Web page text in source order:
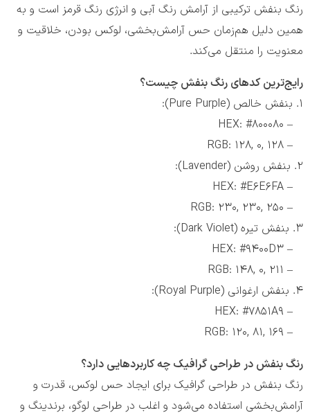
رنگ بنفش ترکیبی از آرامش رنگ آبی و انرژی رنگ قرمز است و به
همین دلیل هم‌زمان حس آرامش‌بخشی، لوکس بودن، خلاقیت و
معنویت را منتقل می‌کند.
رایج‌ترین کدهای رنگ‌ بنفش چیست؟
1. بنفش خالص (Pure Purple):
– HEX: #800080
– RGB: 128, 0, 128
2. بنفش روشن (Lavender):
– HEX: #E6E6FA
– RGB: 230, 230, 250
3. بنفش تیره (Dark Violet):
– HEX: #9400D3
– RGB: 148, 0, 211
4. بنفش ارغوانی (Royal Purple):
– HEX: #7851A9
– RGB: 120, 81, 169
رنگ بنفش در طراحی گرافیک چه کاربردهایی دارد؟
رنگ بنفش در طراحی گرافیک برای ایجاد حس لوکس، قدرت و
آرامش‌بخشی استفاده می‌شود و اغلب در طراحی لوگو، برندینگ و